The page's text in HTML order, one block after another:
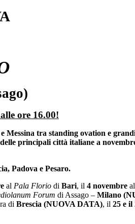
ore 16.00!
tra standing ovation e
principali città italiane a
Padova e Pesaro.
al Pala Florio di Bari, il 4 novembre al
Forum di Assago – Milano
di Brescia (NUOVA DATA), il 25 e il